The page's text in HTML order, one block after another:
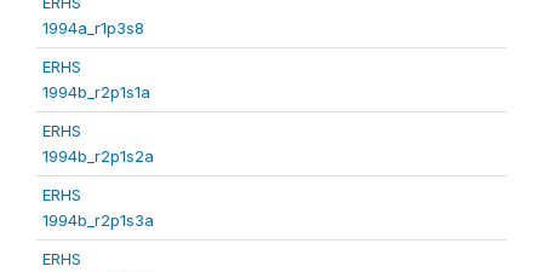
1994a_r1p3s8
ERHS
1994b_r2p1s1a
ERHS
1994b_r2p1s2a
ERHS
1994b_r2p1s3a
ERHS